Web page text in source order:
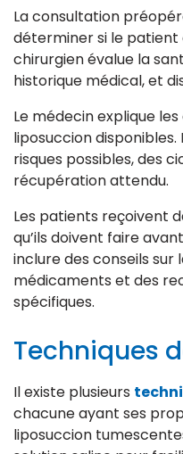
La consultation
déterminer si le patient
chirurgien évalue la
historique médical, et
Le médecin explique
liposuccion
risques possibles, des
récupération attendu.
Les patients reçoivent
qu’ils doivent faire
inclure des conseils sur
médicaments et des
spécifiques.
Techniques
Il existe plusieurs
chacune ayant ses
liposuccion